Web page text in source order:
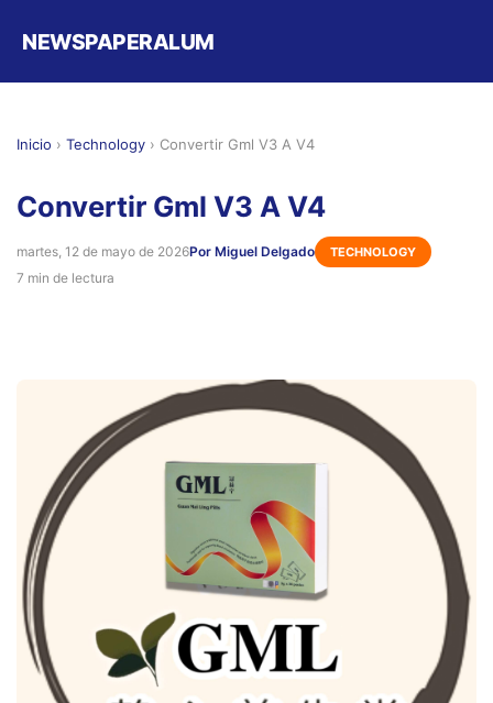
NEWSPAPERALUM
Inicio › Technology › Convertir Gml V3 A V4
Convertir Gml V3 A V4
martes, 12 de mayo de 2026Por Miguel Delgado TECHNOLOGY
7 min de lectura